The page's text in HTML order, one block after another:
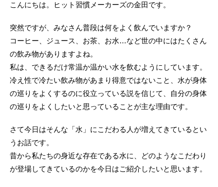
こんにちは。ヒット習慣メーカーズの金田です。
突然ですが、みなさん普段は何をよく飲んでいますか？
コーヒー、ジュース、お茶、お水…など世の中にはたくさん
の飲み物がありますよね。
私は、できるだけ常温か温かい水を飲むようにしています。
冷え性で冷たい飲み物があまり得意ではないこと、水が身体
の巡りをよくするのに役立っている説を信じて、自分の身体
の巡りをよくしたいと思っていることが主な理由です。
さて今日はそんな「水」にこだわる人が増えてきているとい
うお話です。
昔から私たちの身近な存在である水に、どのようなこだわり
が登場してきているのかを今日はご紹介したいと思います。